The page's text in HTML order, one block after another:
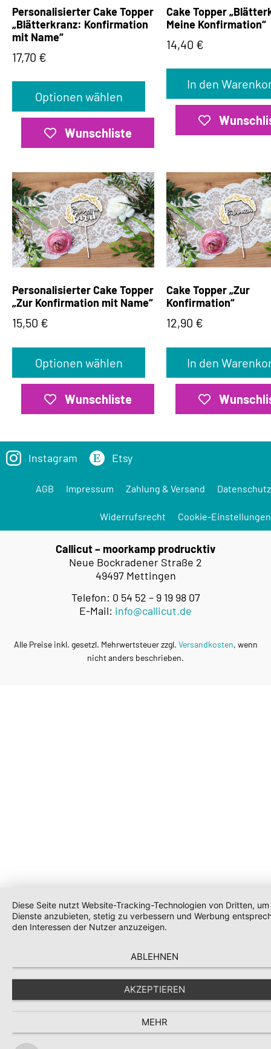
Personalisierter Cake Topper
„Blätterkranz: Konfirmation
mit Name“
17,70 €
Optionen wählen
Wunschliste
Cake Topper
Meine Konfirmation“
14,40 €
In den
Personalisierter Cake Topper
„Zur Konfirmation mit Name“
15,50 €
Optionen wählen
Wunschliste
Cake Topper „Zur
Konfirmation“
12,90 €
In den
Instagram Etsy
AGB Impressum Zahlung & Versand Datenschutz
Widerrufsrecht Cookie-Einstellungen
Callicut – moorkamp prodrucktiv
Neue Bockradener Straße 2
49497 Mettingen
Telefon: 0 54 52 – 9 19 98 07
E-Mail: info@callicut.de
Alle Preise inkl. gesetzl. Mehrwertsteuer zzgl. Versandkosten, wenn
nicht anders beschrieben.
Diese Seite nutzt Website-Tracking-Technologien von Dritten, um
Dienste anzubieten, stetig zu verbessern und Werbung
den Interessen der Nutzer anzuzeigen.
ABLEHNEN
AKZEPTIEREN
MEHR